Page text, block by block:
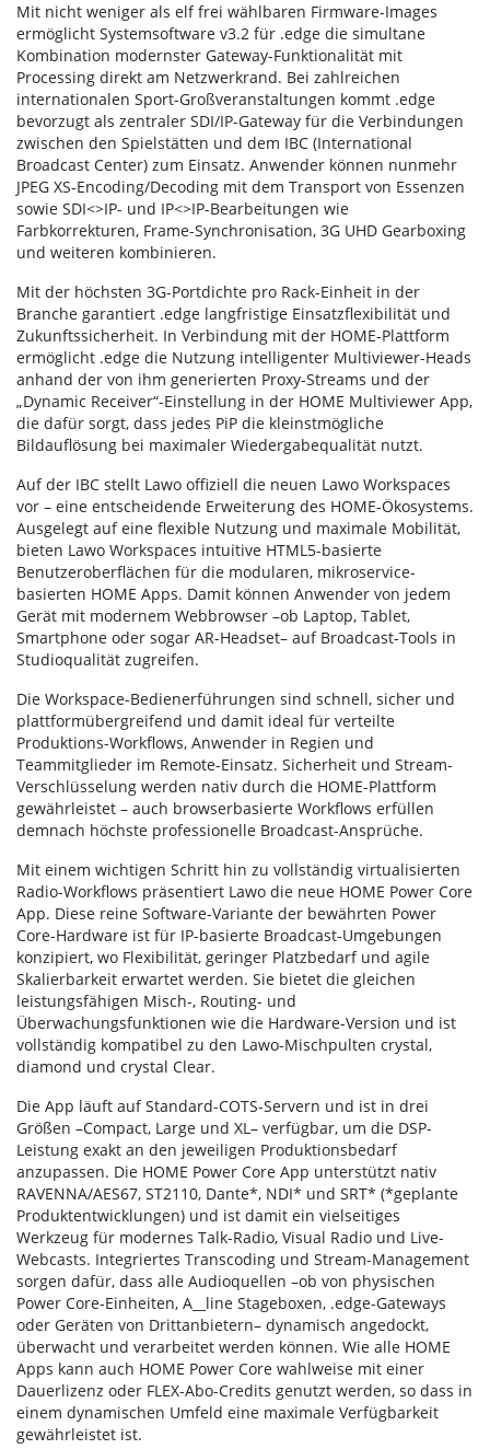
Mit nicht weniger als elf frei wählbaren Firmware-Images
ermöglicht Systemsoftware v3.2 für .edge die simultane
Kombination modernster Gateway-Funktionalität mit
Processing direkt am Netzwerkrand. Bei zahlreichen
internationalen Sport-Großveranstaltungen kommt .edge
bevorzugt als zentraler SDI/IP-Gateway für die Verbindungen
zwischen den Spielstätten und dem IBC (International
Broadcast Center) zum Einsatz. Anwender können nunmehr
JPEG XS-Encoding/Decoding mit dem Transport von Essenzen
sowie SDI<>IP- und IP<>IP-Bearbeitungen wie
Farbkorrekturen, Frame-Synchronisation, 3G UHD Gearboxing
und weiteren kombinieren.
Mit der höchsten 3G-Portdichte pro Rack-Einheit in der
Branche garantiert .edge langfristige Einsatzflexibilität und
Zukunftssicherheit. In Verbindung mit der HOME-Plattform
ermöglicht .edge die Nutzung intelligenter Multiviewer-Heads
anhand der von ihm generierten Proxy-Streams und der
„Dynamic Receiver“-Einstellung in der HOME Multiviewer App,
die dafür sorgt, dass jedes PiP die kleinstmögliche
Bildauflösung bei maximaler Wiedergabequalität nutzt.
Auf der IBC stellt Lawo offiziell die neuen Lawo Workspaces
vor – eine entscheidende Erweiterung des HOME-Ökosystems.
Ausgelegt auf eine flexible Nutzung und maximale Mobilität,
bieten Lawo Workspaces intuitive HTML5-basierte
Benutzeroberflächen für die modularen, mikroservice-
basierten HOME Apps. Damit können Anwender von jedem
Gerät mit modernem Webbrowser –ob Laptop, Tablet,
Smartphone oder sogar AR-Headset– auf Broadcast-Tools in
Studioqualität zugreifen.
Die Workspace-Bedienerführungen sind schnell, sicher und
plattformübergreifend und damit ideal für verteilte
Produktions-Workflows, Anwender in Regien und
Teammitglieder im Remote-Einsatz. Sicherheit und Stream-
Verschlüsselung werden nativ durch die HOME-Plattform
gewährleistet – auch browserbasierte Workflows erfüllen
demnach höchste professionelle Broadcast-Ansprüche.
Mit einem wichtigen Schritt hin zu vollständig virtualisierten
Radio-Workflows präsentiert Lawo die neue HOME Power Core
App. Diese reine Software-Variante der bewährten Power
Core-Hardware ist für IP-basierte Broadcast-Umgebungen
konzipiert, wo Flexibilität, geringer Platzbedarf und agile
Skalierbarkeit erwartet werden. Sie bietet die gleichen
leistungsfähigen Misch-, Routing- und
Überwachungsfunktionen wie die Hardware-Version und ist
vollständig kompatibel zu den Lawo-Mischpulten crystal,
diamond und crystal Clear.
Die App läuft auf Standard-COTS-Servern und ist in drei
Größen –Compact, Large und XL– verfügbar, um die DSP-
Leistung exakt an den jeweiligen Produktionsbedarf
anzupassen. Die HOME Power Core App unterstützt nativ
RAVENNA/AES67, ST2110, Dante*, NDI* und SRT* (*geplante
Produktentwicklungen) und ist damit ein vielseitiges
Werkzeug für modernes Talk-Radio, Visual Radio und Live-
Webcasts. Integriertes Transcoding und Stream-Management
sorgen dafür, dass alle Audioquellen –ob von physischen
Power Core-Einheiten, A__line Stageboxen, .edge-Gateways
oder Geräten von Drittanbietern– dynamisch angedockt,
überwacht und verarbeitet werden können. Wie alle HOME
Apps kann auch HOME Power Core wahlweise mit einer
Dauerlizenz oder FLEX-Abo-Credits genutzt werden, so dass in
einem dynamischen Umfeld eine maximale Verfügbarkeit
gewährleistet ist.